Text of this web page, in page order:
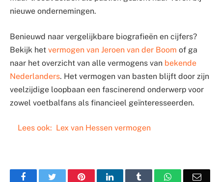
nieuwe ondernemingen.
Benieuwd naar vergelijkbare biografieën en cijfers?
Bekijk het vermogen van Jeroen van der Boom of ga
naar het overzicht van alle vermogens van bekende
Nederlanders. Het vermogen van basten blijft door zijn
veelzijdige loopbaan een fascinerend onderwerp voor
zowel voetbalfans als financieel geïnteresseerden.
Lees ook: Lex van Hessen vermogen
FacebookTwitter PinterestLinkedIn Tumblr WhatsApp